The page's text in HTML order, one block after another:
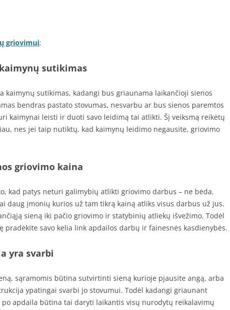
griovimui;
sutikimas
kaimynų sutikimas, kadangi bus griaunama laikančioji sienos
bendras pastato stovumas, nesvarbu ar bus sienos paremtos
kaimynai leisti ir duoti savo leidimą tai atlikti. Šį veiksmą reikėtų
nes jei taip nutiktų, kad kaimynų leidimo negausite, griovimo
griovimo kaina
kad patys neturi galimybių atlikti griovimo darbus – ne bėda.
daug įmonių kurios už tam tikrą kainą atliks visus darbus už jus.
sieną iki pačio griovimo ir statybinių atliekų išvežimo. Todėl
pradėkite savo kelia link apdailos darbų ir fainesnės kasdienybės.
yra svarbi
sąramomis būtina sutvirtinti sieną kurioje pjausite angą, arba
ypatingai svarbi jo stovumui. Todėl kadangi griaunant
po apdaila būtina tai daryti laikantis visų nurodytų reikalavimų